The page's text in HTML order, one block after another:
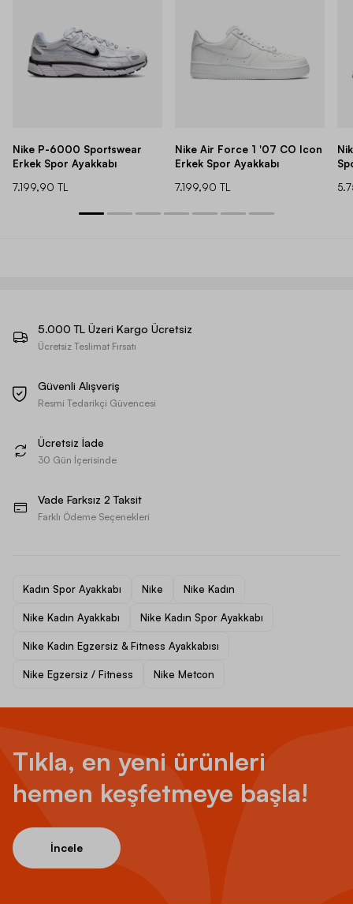
Nike P-6000 Sportswear
Erkek Spor Ayakkabı
7.199,90 TL
Nike Air Force 1 '07 CO Icon
Erkek Spor Ayakkabı
7.199,90 TL
5.000 TL Üzeri Kargo Ücretsiz
Ücretsiz Teslimat Fırsatı
Güvenli Alışveriş
Resmi Tedarikçi Güvencesi
Ücretsiz İade
30 Gün İçerisinde
Vade Farksız 2 Taksit
Farklı Ödeme Seçenekleri
Kadın Spor Ayakkabı Nike Nike Kadın
Nike Kadın Ayakkabı Nike Kadın Spor Ayakkabı
Nike Kadın Egzersiz & Fitness Ayakkabısı
Nike Egzersiz / Fitness Nike Metcon
Tıkla, en yeni ürünleri
hemen keşfetmeye başla!
İncele